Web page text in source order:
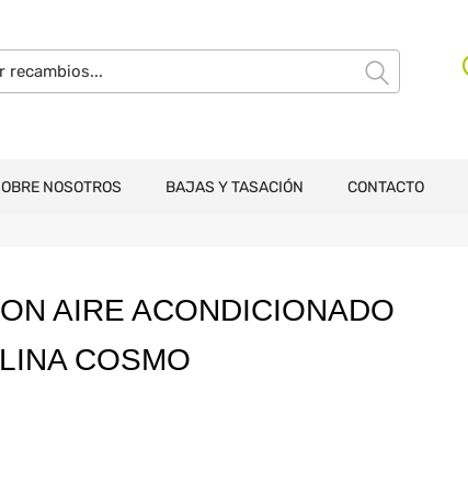
NOSOTROS BAJAS Y TASACIÓN CONTACTO
AIRE ACONDICIONADO
COSMO